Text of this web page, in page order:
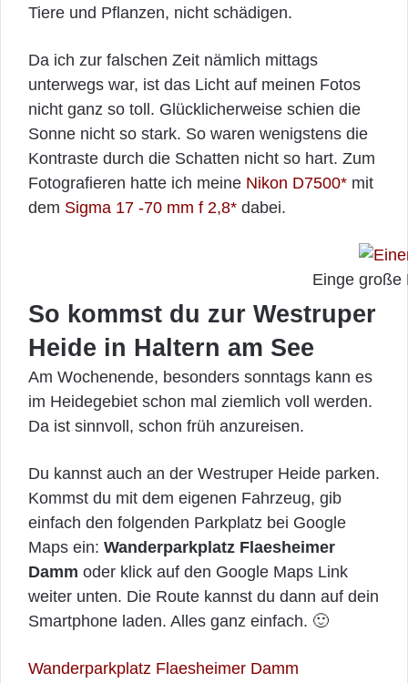
Tiere und Pflanzen, nicht schädigen.
Da ich zur falschen Zeit nämlich mittags
unterwegs war, ist das Licht auf meinen Fotos
nicht ganz so toll. Glücklicherweise schien die
Sonne nicht so stark. So waren wenigstens die
Kontraste durch die Schatten nicht so hart. Zum
Fotografieren hatte ich meine Nikon D7500* mit
dem Sigma 17 -70 mm f 2,8* dabei.
Einge große
So kommst du zur Westruper
Heide in Haltern am See
Am Wochenende, besonders sonntags kann es
im Heidegebiet schon mal ziemlich voll werden.
Da ist sinnvoll, schon früh anzureisen.
Du kannst auch an der Westruper Heide parken.
Kommst du mit dem eigenen Fahrzeug, gib
einfach den folgenden Parkplatz bei Google
Maps ein: Wanderparkplatz Flaesheimer
Damm oder klick auf den Google Maps Link
weiter unten. Die Route kannst du dann auf dein
Smartphone laden. Alles ganz einfach. 🙂
Wanderparkplatz Flaesheimer Damm